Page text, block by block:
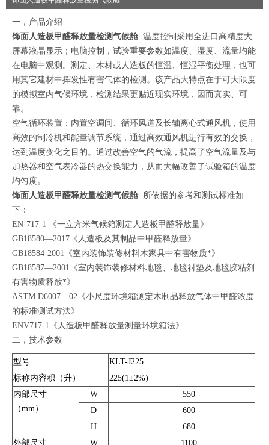
一，产品介绍
饰面人造板甲醛释放量检测气候舱 温度控制采用全进口高精度大
屏幕液晶显示；电脑控制，试验重要参数如温度、湿度、流量均能
在电脑中观测。测定、木材或人造板的恒温、恒湿平衡处理，也可
用其它建材中挥发性有害气体的检测。该产品大特点在于可大限度
的模拟室内气候环境，检测结果更贴近现实环境，因而真实、可
靠。
空气循环装置：内置空调间、循环风道及长轴离心式通风机，使用
高效的制冷机和能量调节系统，通过高效通风机进行有效的交换，
达到温度变化之目的。通过改善空气的气流，提高了空气流量及与
加热器和空气表冷器的热交换能力，从而大幅改善了试验箱的温度
均匀度。
饰面人造板甲醛释放量检测气候舱 所依据的参考和测试标准如
下：
EN-717-1 《一立方米气候箱测定人造板甲醛释放量》
GB18580—2017《人造板及其制品中甲醛释放量》
GB18584-2001《室内装饰装修材料木家具中有害物质*》
GB18587—2001《室内装饰装修材料地毯、地毯衬垫及地毯胶粘剂
有害物质释放*》
ASTM D6007—02《小尺度环境箱测定木制品释放气体中甲醛浓度
的标准测试方法》
ENV717-1《人造板甲醛释放量测量环境箱法》
二，技术参数
型号
KLT-J225
标称内容积（升）
225(1±2%)
内部尺寸
（mm）
W
550
D
600
H
680
外部尺寸
W
1100